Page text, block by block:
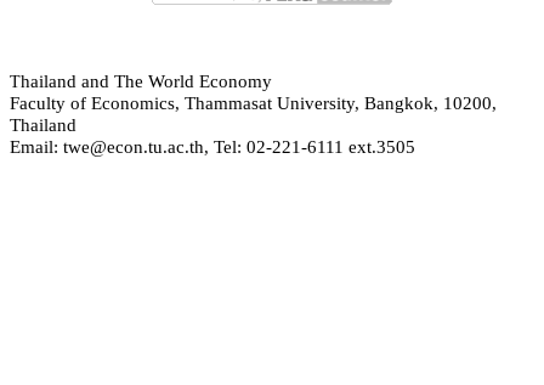
Thailand and The World Economy
Faculty of Economics, Thammasat University, Bangkok, 10200,
Thailand
Email: twe@econ.tu.ac.th, Tel: 02-221-6111 ext.3505